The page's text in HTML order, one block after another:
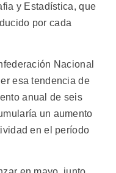
y Estadística, que
por cada
Nacional
esa tendencia de
anual de seis
un aumento
en el período